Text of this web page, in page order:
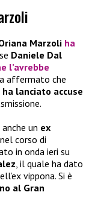
Marzoli ha
Daniele Dal
l’avrebbe
affermato che
ha lanciato accuse
un ex
corso di
in onda ieri su
, il quale ha dato
vippona. Si è
al Gran